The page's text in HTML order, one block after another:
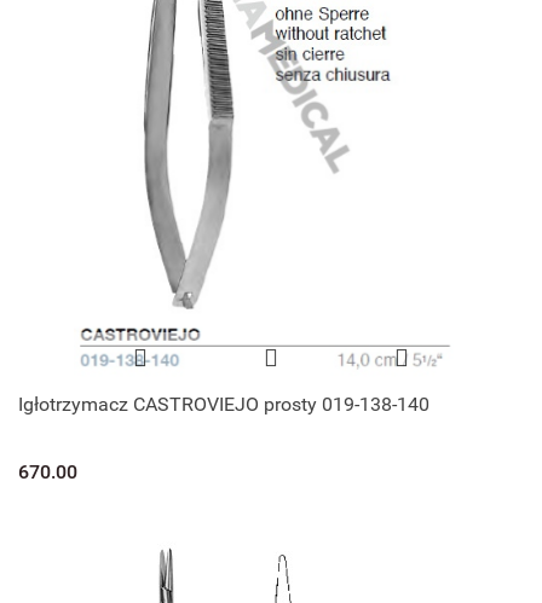
Igłotrzymacz CASTROVIEJO prosty 019-138-140
670.00